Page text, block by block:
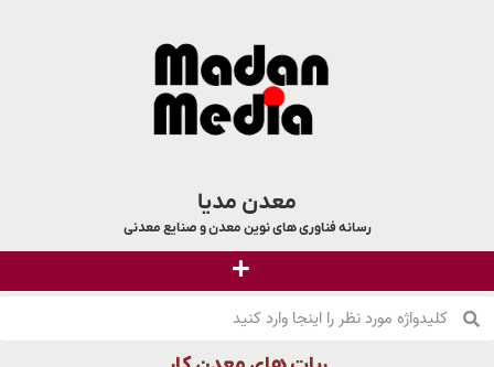
معدن مدیا
رسانه فناوری های نوین معدن و صنایع معدنی